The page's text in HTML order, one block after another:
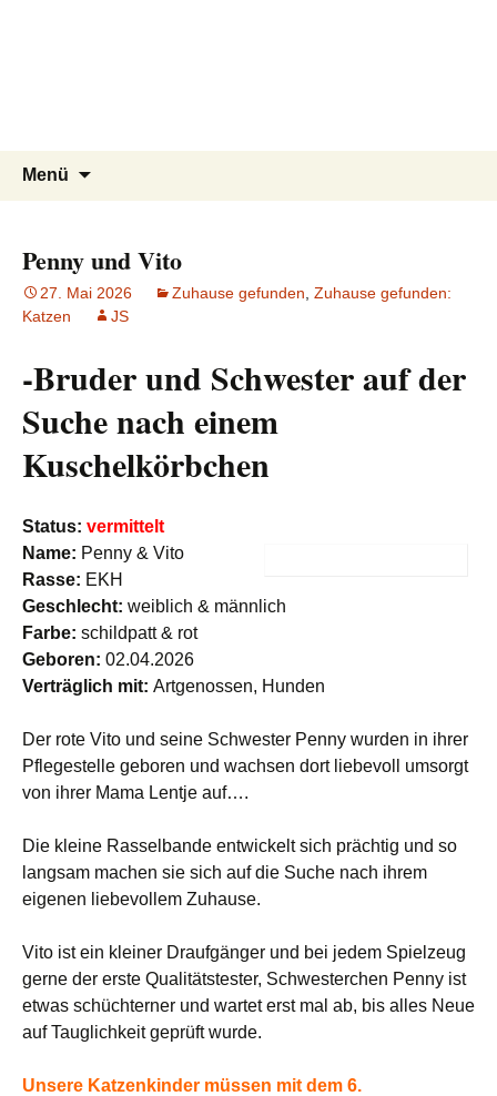
Tier Natur und Artenschutz
Siebengebirge e.V.
Tierschutzverein seit 1985 im
Siebengebirge – Orscheider
Menü
Penny und Vito
27. Mai 2026 Zuhause gefunden Zuhause gefunden:
Katzen
JS
-Bruder und Schwester auf der
Suche nach einem
Kuschelkörbchen
Status: vermittelt
Name: Penny & Vito
Rasse: EKH
Geschlecht: weiblich & männlich
Farbe: schildpatt & rot
Geboren: 02.04.2026
Verträglich mit: Artgenossen, Hunden
Der rote Vito und seine Schwester Penny wurden in ihrer
Pflegestelle geboren und wachsen dort liebevoll umsorgt
von ihrer Mama Lentje auf….
Die kleine Rasselbande entwickelt sich prächtig und so
langsam machen sie sich auf die Suche nach ihrem
eigenen liebevollem Zuhause.
Vito ist ein kleiner Draufgänger und bei jedem Spielzeug
gerne der erste Qualitätstester, Schwesterchen Penny ist
etwas schüchterner und wartet erst mal ab, bis alles Neue
auf Tauglichkeit geprüft wurde.
Unsere Katzenkinder müssen mit dem 6.